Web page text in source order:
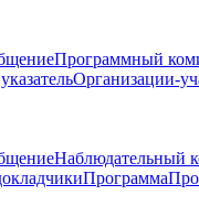
Программный
Организации-
Наблюдательный
Программа